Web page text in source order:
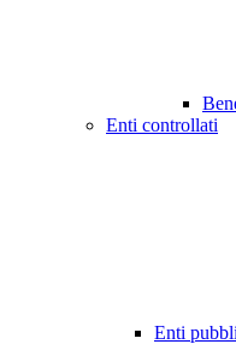
Enti controllati
Enti